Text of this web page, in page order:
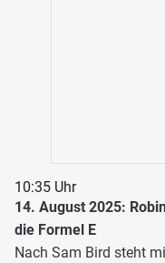
10:35 Uhr
14. August 2025:
die Formel E
Nach Sam Bird steht